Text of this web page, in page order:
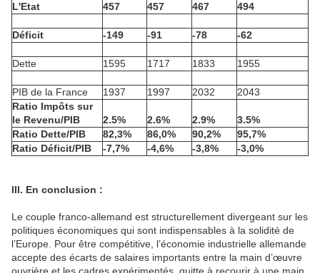
L'Etat
457 457 467 494
Déficit -149 -91 -78 -62
Dette 1595 1717 1833 1955
PIB de la France 1937 1997 2032
2043
Ratio Impôts sur
le Revenu/PIB
2.5% 2.6% 2.9%
3.5%
Ratio Dette/PIB
82,3% 86,0% 90,2%
95,7%
Ratio Déficit/PIB
-7,7% -4,6% -3,8% -3,0%
III. En conclusion :
Le couple franco-allemand est structurellement divergeant sur les
politiques économiques qui sont indispensables à la solidité de
l’Europe. Pour être compétitive, l’économie industrielle allemande
accepte des écarts de salaires importants entre la main d’œuvre